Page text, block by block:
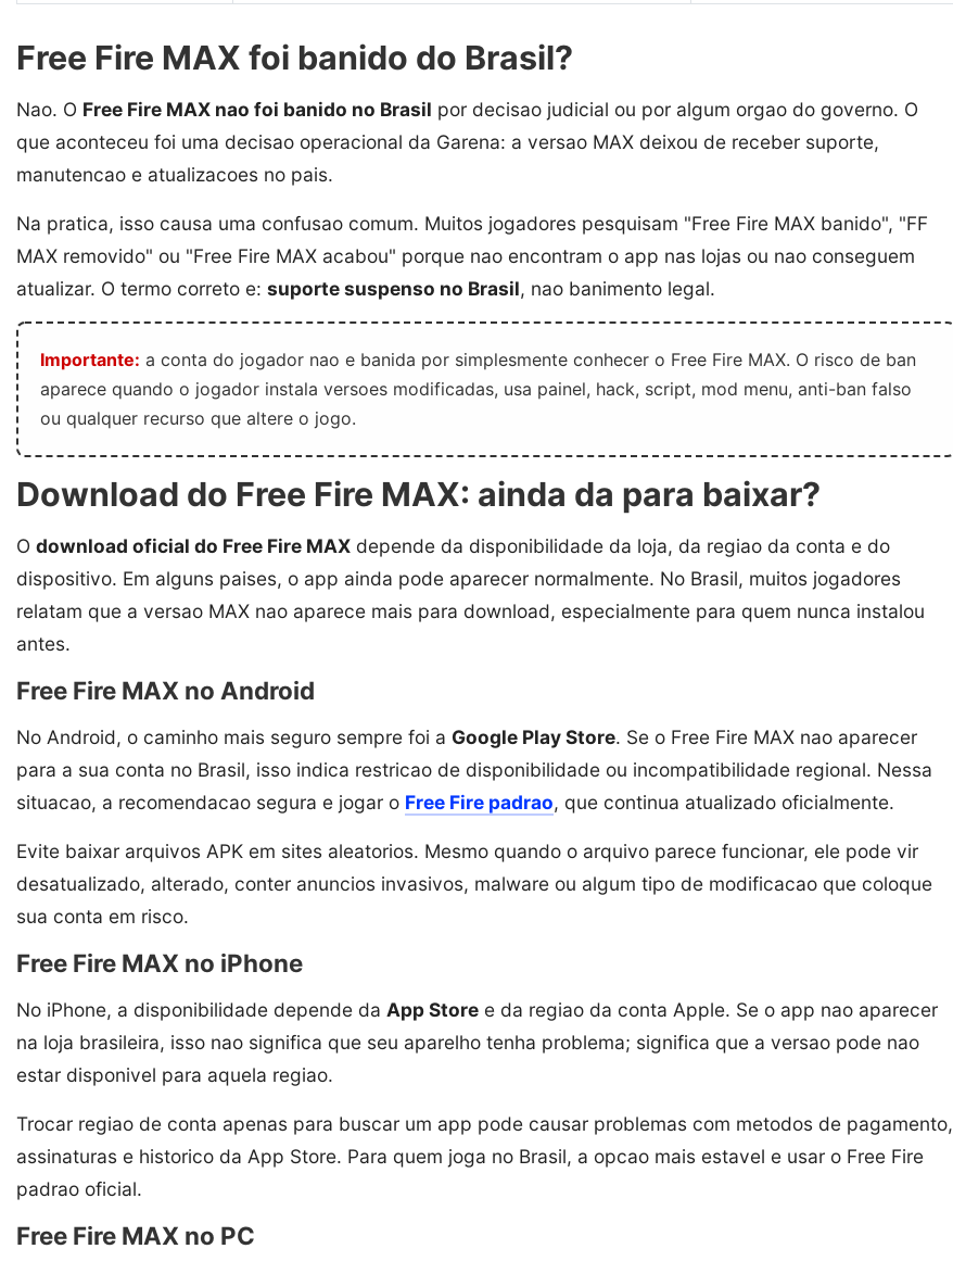
Free Fire MAX foi banido do Brasil?
Nao. O Free Fire MAX nao foi banido no Brasil por decisao judicial ou por algum orgao do governo. O
que aconteceu foi uma decisao operacional da Garena: a versao MAX deixou de receber suporte,
manutencao e atualizacoes no pais.
Na pratica, isso causa uma confusao comum. Muitos jogadores pesquisam "Free Fire MAX banido", "FF
MAX removido" ou "Free Fire MAX acabou" porque nao encontram o app nas lojas ou nao conseguem
atualizar. O termo correto e: suporte suspenso no Brasil, nao banimento legal.
Importante: a conta do jogador nao e banida por simplesmente conhecer o Free Fire MAX. O risco de ban
aparece quando o jogador instala versoes modificadas, usa painel, hack, script, mod menu, anti-ban falso
ou qualquer recurso que altere o jogo.
Download do Free Fire MAX: ainda da para baixar?
O download oficial do Free Fire MAX depende da disponibilidade da loja, da regiao da conta e do
dispositivo. Em alguns paises, o app ainda pode aparecer normalmente. No Brasil, muitos jogadores
relatam que a versao MAX nao aparece mais para download, especialmente para quem nunca instalou
antes.
Free Fire MAX no Android
No Android, o caminho mais seguro sempre foi a Google Play Store. Se o Free Fire MAX nao aparecer
para a sua conta no Brasil, isso indica restricao de disponibilidade ou incompatibilidade regional. Nessa
situacao, a recomendacao segura e jogar o Free Fire padrao, que continua atualizado oficialmente.
Evite baixar arquivos APK em sites aleatorios. Mesmo quando o arquivo parece funcionar, ele pode vir
desatualizado, alterado, conter anuncios invasivos, malware ou algum tipo de modificacao que coloque
sua conta em risco.
Free Fire MAX no iPhone
No iPhone, a disponibilidade depende da App Store e da regiao da conta Apple. Se o app nao aparecer
na loja brasileira, isso nao significa que seu aparelho tenha problema; significa que a versao pode nao
estar disponivel para aquela regiao.
Trocar regiao de conta apenas para buscar um app pode causar problemas com metodos de pagamento,
assinaturas e historico da App Store. Para quem joga no Brasil, a opcao mais estavel e usar o Free Fire
padrao oficial.
Free Fire MAX no PC